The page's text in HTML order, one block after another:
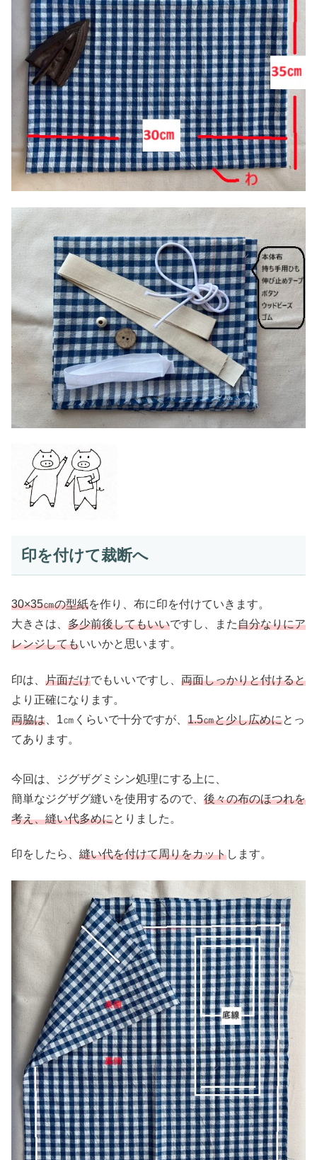
印を付けて裁断へ
30×35㎝の型紙を作り、布に印を付けていきます。
大きさは、 多少前後してもいいですし、また自分なりにア
レンジしてもいいかと思います。
印は、 片面だけでもいいですし、 両面しっかりと付けると
より正確になります。
両脇は 、1㎝くらいで十分ですが、 1.5㎝と少し広めにとっ
てあります。
今回は、ジグザグミシン処理にする上に、
簡単なジグザグ縫いを使用するので、 後々の布のほつれを
考え、縫い代多めにとりました。
印をしたら、 縫い代を付けて周りをカットします。